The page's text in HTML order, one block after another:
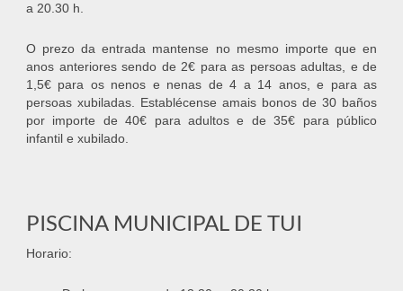
a 20.30 h.
O prezo da entrada mantense no mesmo importe que en
anos anteriores sendo de 2€ para as persoas adultas, e de
1,5€ para os nenos e nenas de 4 a 14 anos, e para as
persoas xubiladas. Establécense amais bonos de 30 baños
por importe de 40€ para adultos e de 35€ para público
infantil e xubilado.
PISCINA MUNICIPAL DE TUI
Horario: